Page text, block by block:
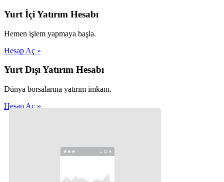
Yurt İçi Yatırım Hesabı
Hemen işlem yapmaya başla.
Hesap Aç »
Yurt Dışı Yatırım Hesabı
Dünya borsalarına yatırım imkanı.
Hesap Aç »